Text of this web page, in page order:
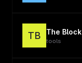
TB The Block
tools